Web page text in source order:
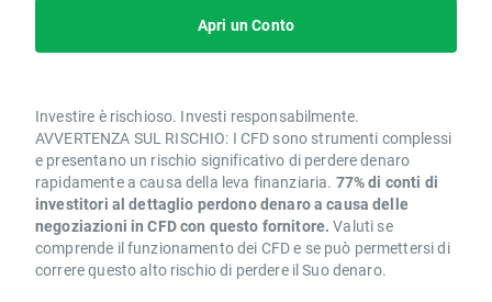
Apri un Conto
Investire è rischioso. Investi responsabilmente.
AVVERTENZA SUL RISCHIO: I CFD sono strumenti complessi
e presentano un rischio significativo di perdere denaro
rapidamente a causa della leva finanziaria. 77% di conti di
investitori al dettaglio perdono denaro a causa delle
negoziazioni in CFD con questo fornitore. Valuti se
comprende il funzionamento dei CFD e se può permettersi di
correre questo alto rischio di perdere il Suo denaro.